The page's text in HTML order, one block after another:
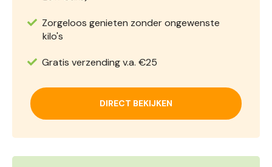
Zorgeloos genieten zonder ongewenste
kilo's
Gratis verzending v.a. €25
DIRECT BEKIJKEN